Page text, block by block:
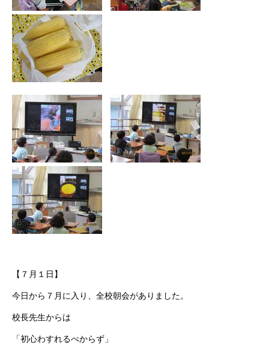
【７月１日】
今日から７月に入り、全校朝会がありました。
校長先生からは
「初心わすれるべからず」